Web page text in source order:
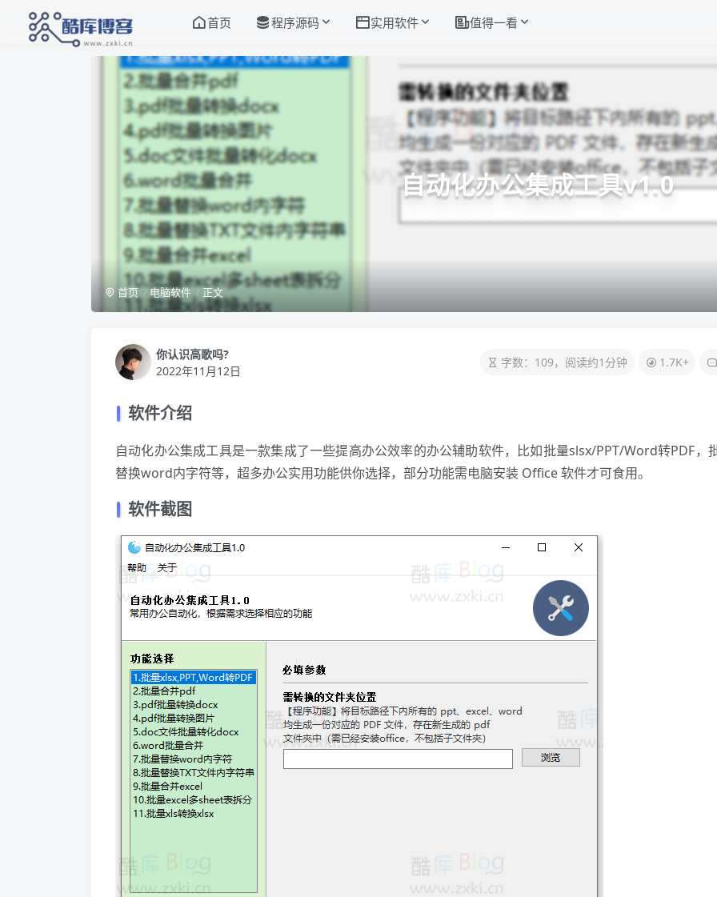
首页 程序源码 实用软件 值得一看
自动化办公集成工具v1.0
首页 电脑软件 正文
你认识高歌吗?
2022年11月12日
字数：109，阅读约1分钟 1.7K+
软件介绍
自动化办公集成工具是一款集成了一些提高办公效率的办公辅助软件，比如批量slsx/PPT/Word转PDF，
替换word内字符等，超多办公实用功能供你选择，部分功能需电脑安装 Office 软件才可食用。
软件截图